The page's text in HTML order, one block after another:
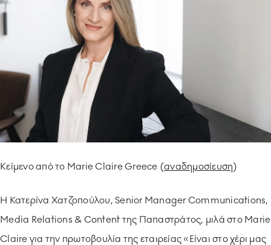
ΥΠΟΔΕΙΓΜΑΤΙΚΗ ΛΕΙΤΟΥΡΓΙΑ
ΕΡΓΑZOMΕΝΟΙ & ΣΥΝΕΡΓΑΤΕΣ
ΠΕΡΙΒΑΛΛΟΝ
ΚΟΙΝΩΝΙA
Κείμενο από το Marie Claire Greece (αναδημοσίευση)
Η Κατερίνα Χατζοπούλου, Senior Manager Communications,
Media Relations & Content της Παπαστράτος, μιλά στο Marie
Claire για την πρωτοβουλία της εταιρείας «Είναι στο χέρι μας